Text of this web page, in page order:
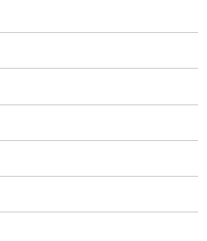
期的なキャラと言えるでしょ
ことでプレイヤースキルが問わ
役などのいろんなキャラを駆
しょう。
とんでもない破壊力
力が最大3倍になる特性が追加さ
メージは17万に届き、Lv60まで